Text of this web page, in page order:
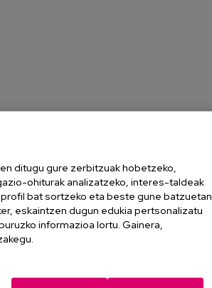
ditugu gure zerbitzuak hobetzeko,
ohiturak analizatzeko, interes-taldeak
bat sortzeko eta beste gune batzuetan
eskaintzen dugun edukia pertsonalizatu
informazioa lortu. Gainera,